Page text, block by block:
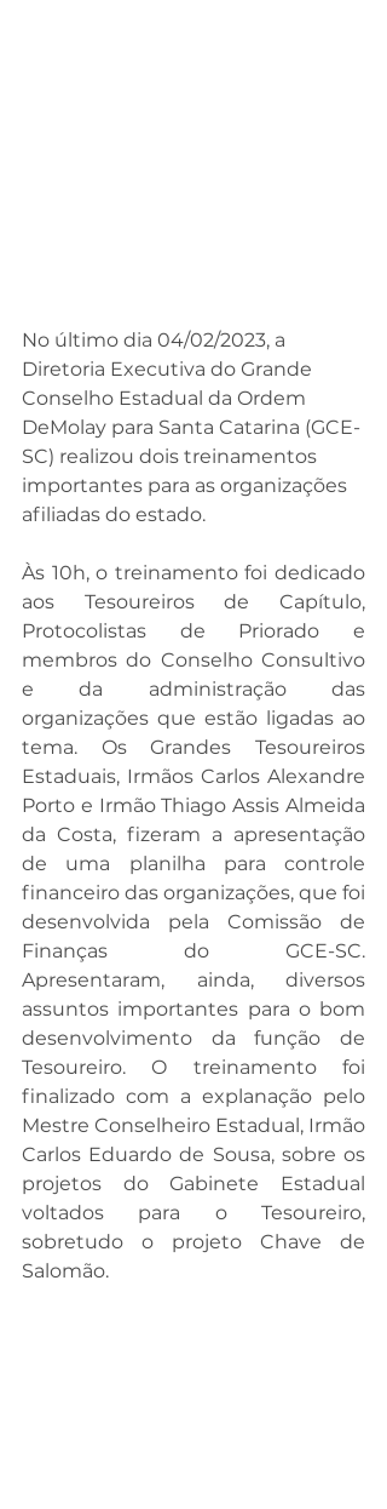
No último dia 04/02/2023, a
Diretoria Executiva do Grande
Conselho Estadual da Ordem
DeMolay para Santa Catarina (GCE-
SC) realizou dois treinamentos
importantes para as organizações
afiliadas do estado.
Às 10h, o treinamento foi dedicado
aos Tesoureiros de Capítulo,
Protocolistas de Priorado e
membros do Conselho Consultivo
e da administração das
organizações que estão ligadas ao
tema. Os Grandes Tesoureiros
Estaduais, Irmãos Carlos Alexandre
Porto e Irmão Thiago Assis Almeida
da Costa, fizeram a apresentação
de uma planilha para controle
financeiro das organizações, que foi
desenvolvida pela Comissão de
Finanças do GCE-SC.
Apresentaram, ainda, diversos
assuntos importantes para o bom
desenvolvimento da função de
Tesoureiro. O treinamento foi
finalizado com a explanação pelo
Mestre Conselheiro Estadual, Irmão
Carlos Eduardo de Sousa, sobre os
projetos do Gabinete Estadual
voltados para o Tesoureiro,
sobretudo o projeto Chave de
Salomão.